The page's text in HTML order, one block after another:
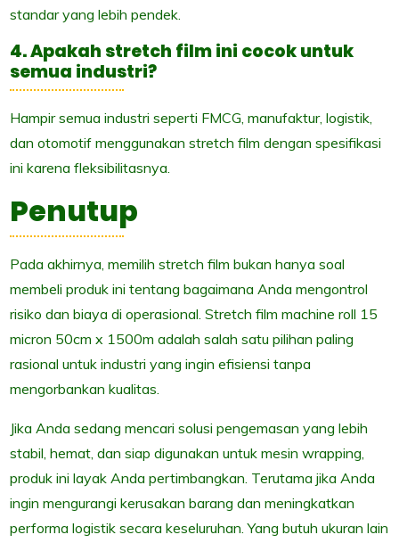
standar yang lebih pendek.
4. Apakah stretch film ini cocok untuk
semua industri?
Hampir semua industri seperti FMCG, manufaktur, logistik,
dan otomotif menggunakan stretch film dengan spesifikasi
ini karena fleksibilitasnya.
Penutup
Pada akhirnya, memilih stretch film bukan hanya soal
membeli produk ini tentang bagaimana Anda mengontrol
risiko dan biaya di operasional. Stretch film machine roll 15
micron 50cm x 1500m adalah salah satu pilihan paling
rasional untuk industri yang ingin efisiensi tanpa
mengorbankan kualitas.
Jika Anda sedang mencari solusi pengemasan yang lebih
stabil, hemat, dan siap digunakan untuk mesin wrapping,
produk ini layak Anda pertimbangkan. Terutama jika Anda
ingin mengurangi kerusakan barang dan meningkatkan
performa logistik secara keseluruhan. Yang butuh ukuran lain